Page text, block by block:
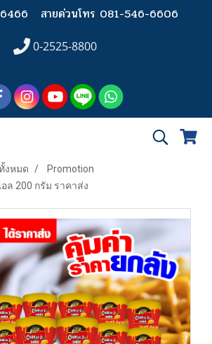
สายด่วนโทร 081-546-6606
0-2525-8800
งหมด
Promotion
ล 200 กรัม ราคาส่ง